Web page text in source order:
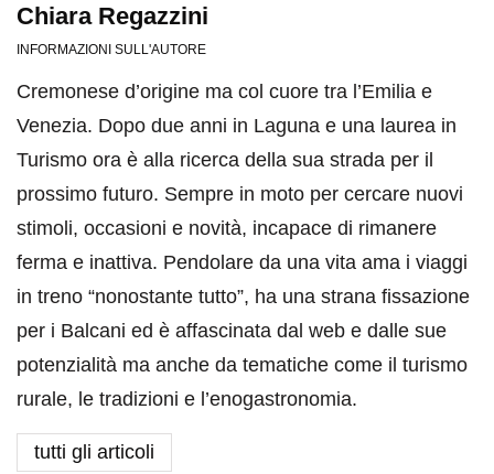
Chiara Regazzini
INFORMAZIONI SULL'AUTORE
Cremonese d’origine ma col cuore tra l’Emilia e
Venezia. Dopo due anni in Laguna e una laurea in
Turismo ora è alla ricerca della sua strada per il
prossimo futuro. Sempre in moto per cercare nuovi
stimoli, occasioni e novità, incapace di rimanere
ferma e inattiva. Pendolare da una vita ama i viaggi
in treno “nonostante tutto”, ha una strana fissazione
per i Balcani ed è affascinata dal web e dalle sue
potenzialità ma anche da tematiche come il turismo
rurale, le tradizioni e l’enogastronomia.
tutti gli articoli